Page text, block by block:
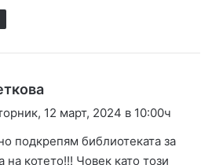
а
а
12 март, 2024 в 10:00ч
подкрепям библиотеката за
на котето!!! Човек като този